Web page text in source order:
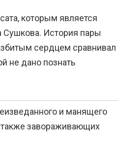
которым является
Сушкова. История пары
сердцем сравнивал
не дано познать
и манящего
также завораживающих